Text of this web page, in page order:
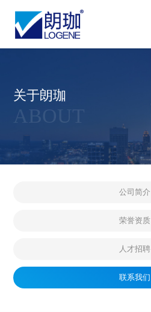
关于朗珈
ABOUT
公司简介
荣誉资质
人才招聘
联系我们